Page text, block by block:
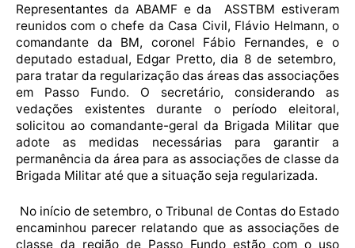
Representantes da ABAMF e da ASSTBM estiveram
reunidos com o chefe da Casa Civil, Flávio Helmann, o
comandante da BM, coronel Fábio Fernandes, e o
deputado estadual, Edgar Pretto, dia 8 de setembro,
para tratar da regularização das áreas das associações
em Passo Fundo. O secretário, considerando as
vedações existentes durante o período eleitoral,
solicitou ao comandante-geral da Brigada Militar que
adote as medidas necessárias para garantir a
permanência da área para as associações de classe da
Brigada Militar até que a situação seja regularizada.
No início de setembro, o Tribunal de Contas do Estado
encaminhou parecer relatando que as associações de
classe da região de Passo Fundo estão com o uso